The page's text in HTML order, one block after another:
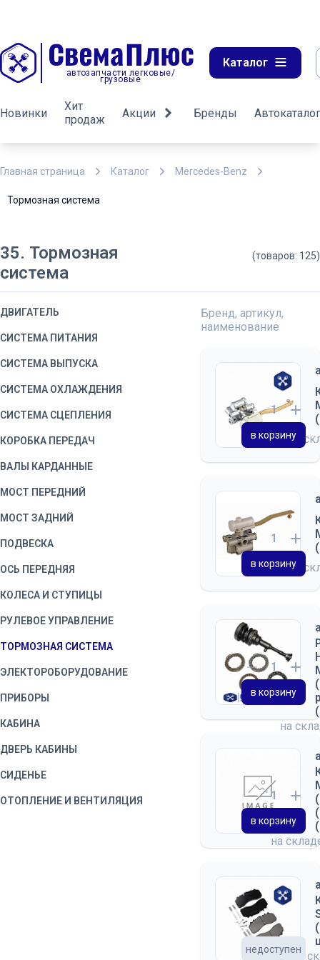
автозапчасти легковые/
грузовые
Каталог
Новинки
Хит
продаж
Акции Бренды Автокаталог
Главная страница Каталог Mercedes-Benz
Тормозная система
35. Тормозная
система
(товаров: 125)
ДВИГАТЕЛЬ
СИСТЕМА ПИТАНИЯ
СИСТЕМА ВЫПУСКА
СИСТЕМА ОХЛАЖДЕНИЯ
СИСТЕМА СЦЕПЛЕНИЯ
КОРОБКА ПЕРЕДАЧ
ВАЛЫ КАРДАННЫЕ
МОСТ ПЕРЕДНИЙ
МОСТ ЗАДНИЙ
ПОДВЕСКА
ОСЬ ПЕРЕДНЯЯ
КОЛЕСА И СТУПИЦЫ
РУЛЕВОЕ УПРАВЛЕНИЕ
ТОРМОЗНАЯ СИСТЕМА
ЭЛЕКТОРОБОРУДОВАНИЕ
ПРИБОРЫ
КАБИНА
ДВЕРЬ КАБИНЫ
СИДЕНЬЕ
ОТОПЛЕНИЕ И ВЕНТИЛЯЦИЯ
Бренд, артикул,
наименование
на
в корзину
на
в корзину
на
в корзину
на
в корзину
на
недоступен